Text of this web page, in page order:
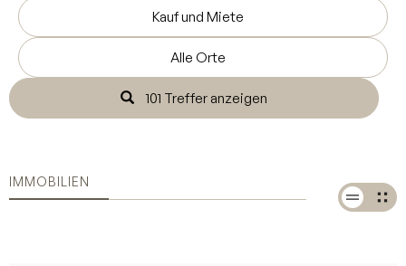
Kauf und Miete
Alle Orte
101 Treffer anzeigen
IMMOBILIEN